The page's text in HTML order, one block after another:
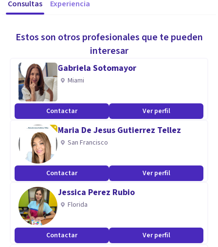
Consultas Experiencia
Estos son otros profesionales que te pueden
interesar
Gabriela Sotomayor
Miami
Contactar Ver perfil
Maria De Jesus Gutierrez Tellez
San Francisco
Contactar Ver perfil
Jessica Perez Rubio
Florida
Contactar Ver perfil